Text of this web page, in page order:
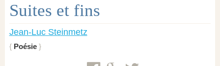
Suites et fins
Jean-Luc Steinmetz
Poésie